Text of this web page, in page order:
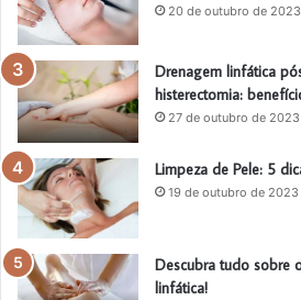
20 de outubro de 2023
Drenagem linfática
histerectomia:
27 de outubro de 2023
Limpeza de Pele: 5
19 de outubro de 2023
Descubra tudo sobre
linfática!